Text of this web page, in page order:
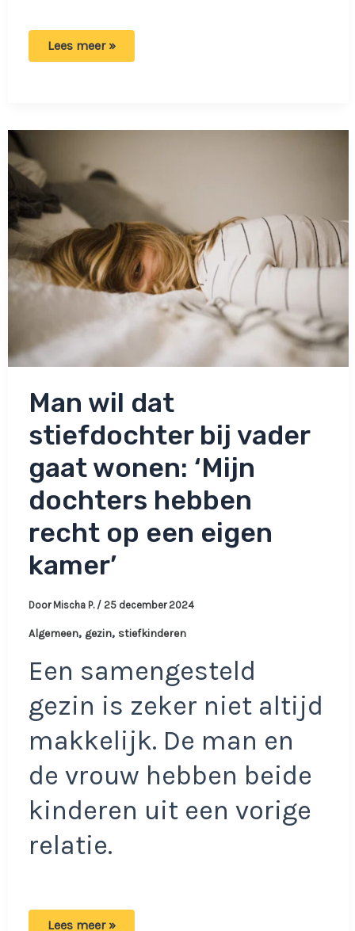
Chantal
kunnen
deze
manier’
Lees meer »
Man wil dat
stiefdochter bij vader
gaat wonen: ‘Mijn
dochters hebben
recht op een eigen
kamer’
Door Mischa P. / 25 december 2024
Algemeen, gezin, stiefkinderen
Een samengesteld
gezin is zeker niet altijd
makkelijk. De man en
de vrouw hebben beide
kinderen uit een vorige
relatie.
Man
Lees meer »